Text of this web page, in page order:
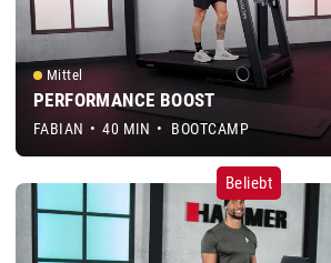
FABIAN • 40 MIN • BOOTCAMP
PERFORMANCE BOOST
Mittel
Beliebt